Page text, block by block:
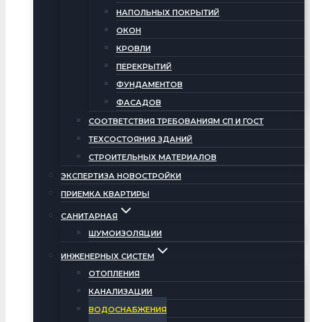
НАПОЛЬНЫХ ПОКРЫТИЙ
ОКОН
КРОВЛИ
ПЕРЕКРЫТИЙ
ФУНДАМЕНТОВ
ФАСАДОВ
СООТВЕТСТВИЯ ТРЕБОВАНИЯМ СП И ГОСТ
ТЕХСОСТОЯНИЯ ЗДАНИЙ
СТРОИТЕЛЬНЫХ МАТЕРИАЛОВ
ЭКСПЕРТИЗА НОВОСТРОЙКИ
ПРИЕМКА КВАРТИРЫ
САНИТАРНАЯ
ШУМОИЗОЛЯЦИИ
ИНЖЕНЕРНЫХ СИСТЕМ
ОТОПЛЕНИЯ
КАНАЛИЗАЦИИ
ВОДОСНАБЖЕНИЯ